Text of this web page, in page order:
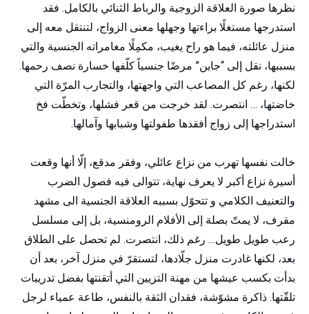
نظرها صورة العلاقة الزوجية والرباط الثنائي بالكامل. فقد
استدرجها مستغلًا براءتها وجهلها معنى الزواج، لتنتقل معه إلى
منزل عائلته، فيما هو راح يغيب، مكمِلًا مغامراته الجنسية والتي
بسببها، نقل إلى “جاين” مرضًا جنسياً كلّفها خسارة نصف رحمها.
لكنها، رغم كل المصاعب التي واجهتها، والتجارب المرّة التي
خاضتها، … انتصرت. لقد خرجت من قعر فشلها، وتخطّت فخ
استدراجها إلى زواج أفقدها طفولتها وشبابها وآمالها.
خالت نفسها تهرب من نزاع عائلي، وفقر مدقع، إلّا أنها وقعت
أسيرة نزاع أكبر لا يعرف نهاية، تتوالى فيه فصول الضرب
والتعنيف الكلامي و تتحوّل بسببه العلاقة الجنسية الى مشهد
مقرف، لا يمتّ بصلة إلى الأفلام الرومنسية، بل إلى مسلسل
رعب طويل طويل… رغم ذلك، انتصرت. لم تحصل على الطلاق
بعد، لكنها غادرت منزل جلّادها، لتستقرّ في منزل آخر، بعد أن
بدأت بكسب عيشها من مهنة التزيين التي أتقنتها بفضل تدريبات
تلقّتها. ذاكرة مشوّشة، فقدان الثقة بالنفس، طاعة عمياء لرجل